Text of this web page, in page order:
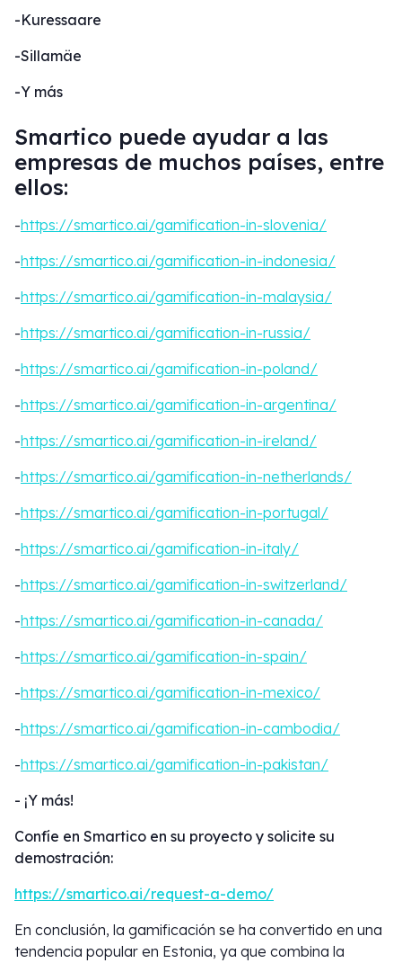
-Kuressaare
-Sillamäe
-Y más
Smartico puede ayudar a las
empresas de muchos países, entre
ellos:
-https://smartico.ai/gamification-in-slovenia/
-https://smartico.ai/gamification-in-indonesia/
-https://smartico.ai/gamification-in-malaysia/
-https://smartico.ai/gamification-in-russia/
-https://smartico.ai/gamification-in-poland/
-https://smartico.ai/gamification-in-argentina/
-https://smartico.ai/gamification-in-ireland/
-https://smartico.ai/gamification-in-netherlands/
-https://smartico.ai/gamification-in-portugal/
-https://smartico.ai/gamification-in-italy/
-https://smartico.ai/gamification-in-switzerland/
-https://smartico.ai/gamification-in-canada/
-https://smartico.ai/gamification-in-spain/
-https://smartico.ai/gamification-in-mexico/
-https://smartico.ai/gamification-in-cambodia/
-https://smartico.ai/gamification-in-pakistan/
- ¡Y más!
Confíe en Smartico en su proyecto y solicite su
demostración:
https://smartico.ai/request-a-demo/
En conclusión, la gamificación se ha convertido en una
tendencia popular en Estonia, ya que combina la